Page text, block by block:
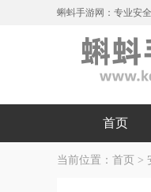
蝌蚪手游网：专业安
首页
当前位置： 首页 >